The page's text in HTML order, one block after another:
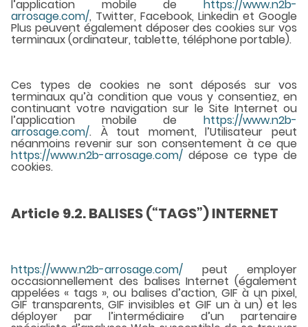
l’application mobile de https://www.n2b-
arrosage.com/, Twitter, Facebook, Linkedin et Google
Plus peuvent également déposer des cookies sur vos
terminaux (ordinateur, tablette, téléphone portable).
Ces types de cookies ne sont déposés sur vos
terminaux qu’à condition que vous y consentiez, en
continuant votre navigation sur le Site Internet ou
l’application mobile de https://www.n2b-
arrosage.com/. À tout moment, l’Utilisateur peut
néanmoins revenir sur son consentement à ce que
https://www.n2b-arrosage.com/ dépose ce type de
cookies.
Article 9.2. BALISES (“TAGS”) INTERNET
https://www.n2b-arrosage.com/ peut employer
occasionnellement des balises Internet (également
appelées « tags », ou balises d’action, GIF à un pixel,
GIF transparents, GIF invisibles et GIF un à un) et les
déployer par l’intermédiaire d’un partenaire